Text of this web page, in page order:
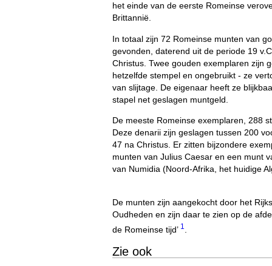
het einde van de eerste Romeinse
Brittannië.
In totaal zijn 72 Romeinse munten van
gevonden, daterend uit de periode 19
Christus. Twee gouden exemplaren zijn
hetzelfde stempel en ongebruikt - ze
van slijtage. De eigenaar heeft ze
stapel net geslagen muntgeld.
De meeste Romeinse exemplaren, 288
Deze denarii zijn geslagen tussen 200
47 na Christus. Er zitten bijzondere
munten van Julius Caesar en een munt
van Numidia (Noord-Afrika, het huidige
De munten zijn aangekocht door het
Oudheden en zijn daar te zien op de
de Romeinse tijd’ 1
Zie ook